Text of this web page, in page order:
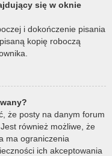
się w oknie
i dokończenie pisania
kopię roboczą
że posty na danym forum
również możliwe, że
ma ograniczenia
ich akceptowania